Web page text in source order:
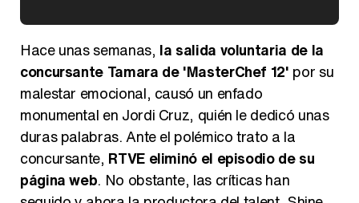
Hace unas semanas, la salida voluntaria de la
concursante Tamara de 'MasterChef 12' por su
malestar emocional, causó un enfado
monumental en Jordi Cruz, quién le dedicó unas
duras palabras. Ante el polémico trato a la
concursante, RTVE eliminó el episodio de su
página web. No obstante, las críticas han